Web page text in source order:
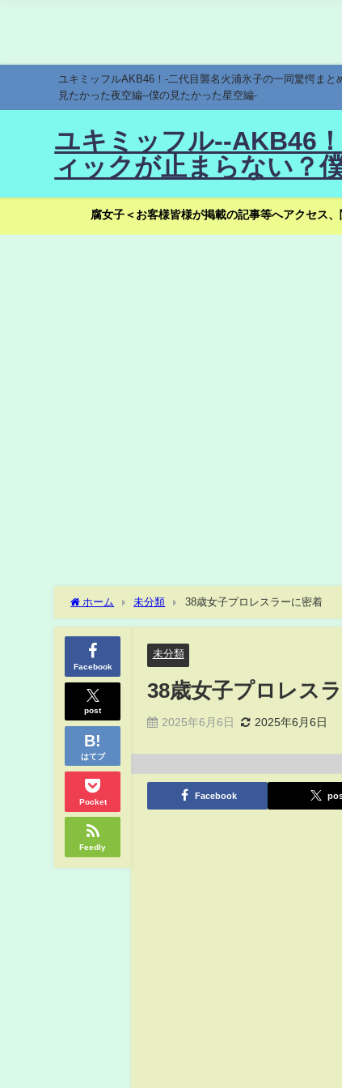
ユキミッフルAKB46！-二代目襲名火浦氷子の一同驚愕ま
見たかった夜空編--僕の見たかった星空編-
ユキミッフル--AKB46
ィックが止まらない？
腐女子＜お客様皆様が掲載の記事等へアクセス
ホーム 未分類 38歳女子プロレスラーに密着
Facebook
post
はてブ
Pocket
Feedly
未分類
38歳女子プロレス
2025年6月6日 2025年6月6日
Facebook